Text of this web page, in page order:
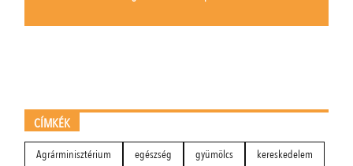
CÍMKÉK
Agrárminisztérium egészség gyümölcs
kereskedelem